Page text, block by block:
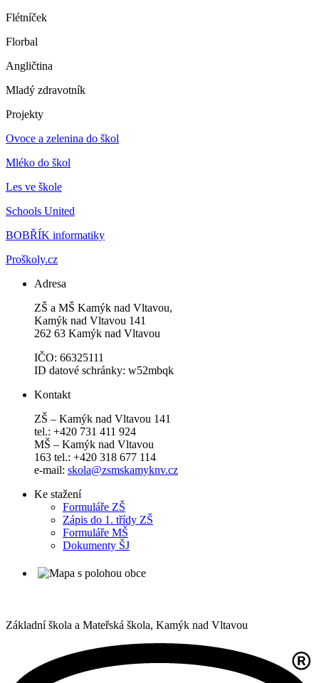
Flétníček
Florbal
Angličtina
Mladý zdravotník
Projekty
Ovoce a zelenina do škol
Mléko do škol
Les ve škole
Schools United
BOBŘÍK informatiky
Proškoly.cz
Adresa
ZŠ a MŠ Kamýk nad Vltavou,
Kamýk nad Vltavou 141
262 63 Kamýk nad Vltavou
IČO: 66325111
ID datové schránky: w52mbqk
Kontakt
ZŠ – Kamýk nad Vltavou 141
tel.: +420 731 411 924
MŠ – Kamýk nad Vltavou
163 tel.: +420 318 677 114
e-mail: skola@zsmskamyknv.cz
Ke stažení
Formuláře ZŠ
Zápis do 1. třídy ZŠ
Formuláře MŠ
Dokumenty ŠJ
Základní škola a Mateřská škola, Kamýk nad Vltavou